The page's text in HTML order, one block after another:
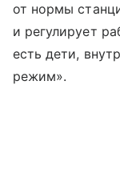
от нормы
и регулирует
есть дети,
режим».